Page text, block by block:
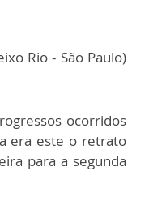
Rio - São Paulo)
ocorridos
era este o retrato
para a segunda